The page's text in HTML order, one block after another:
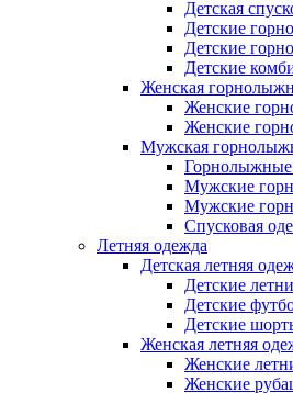
Детская
Детские
Детские
Детские
Женская
Женские
Женские
Мужская
Мужские
Мужские
Спусковая
Летняя одежда
Детская летняя
Детские
Детские
Детские
Женская летняя
Женские
Женские